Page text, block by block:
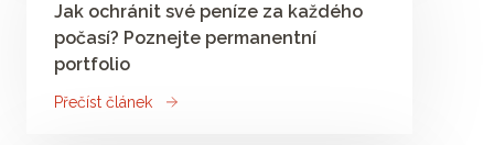
Jak ochránit své peníze za každého
počasí? Poznejte permanentní
portfolio
Přečíst článek